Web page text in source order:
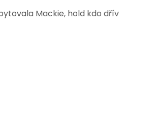
Mackie, hold kdo dřív